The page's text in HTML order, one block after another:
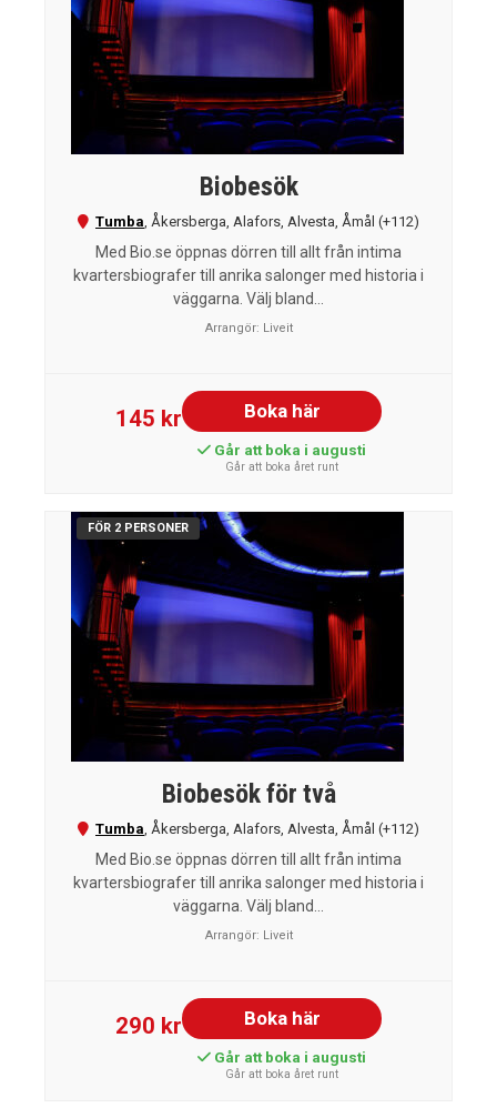
Biobesök
Tumba, Åkersberga, Alafors, Alvesta, Åmål (+112)
Med Bio.se öppnas dörren till allt från intima
kvartersbiografer till anrika salonger med historia i
väggarna. Välj bland...
Arrangör: Liveit
145 kr Boka här
Går att boka i augusti
Går att boka året runt
FÖR 2 PERSONER
Biobesök för två
Tumba, Åkersberga, Alafors, Alvesta, Åmål (+112)
Med Bio.se öppnas dörren till allt från intima
kvartersbiografer till anrika salonger med historia i
väggarna. Välj bland...
Arrangör: Liveit
290 kr Boka här
Går att boka i augusti
Går att boka året runt